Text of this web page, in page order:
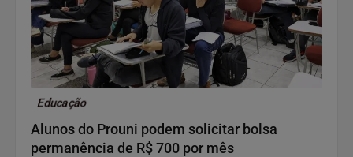
Educação
Alunos do Prouni podem solicitar bolsa
permanência de R$ 700 por mês